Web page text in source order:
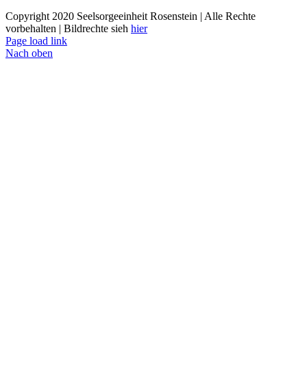
Copyright 2020 Seelsorgeeinheit Rosenstein | Alle Rechte
vorbehalten | Bildrechte sieh hier
Page load link
Nach oben